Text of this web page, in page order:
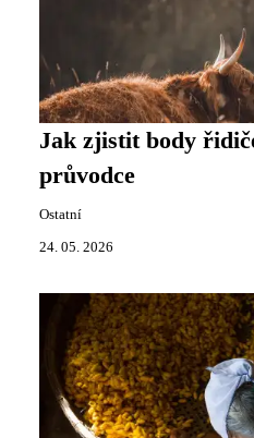
Jak zjistit body
průvodce
Ostatní
24. 05. 2026